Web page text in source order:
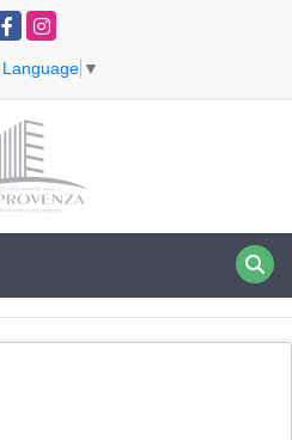
FacebookInstagram
▼